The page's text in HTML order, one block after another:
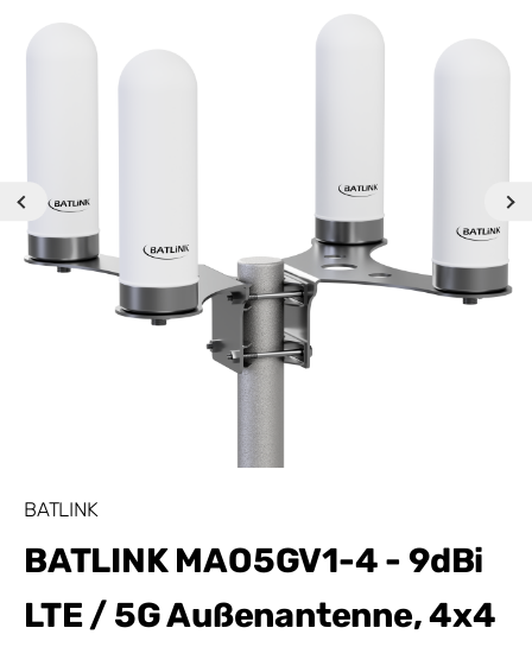
BATLINK
BATLINK MAO5GV1-4 - 9dBi
LTE / 5G Außenantenne, 4x4